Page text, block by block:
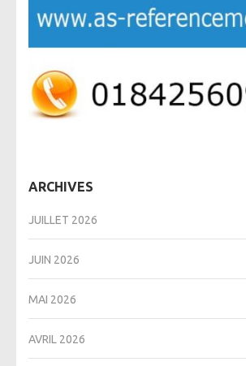
ARCHIVES
JUILLET 2026
JUIN 2026
MAI 2026
AVRIL 2026